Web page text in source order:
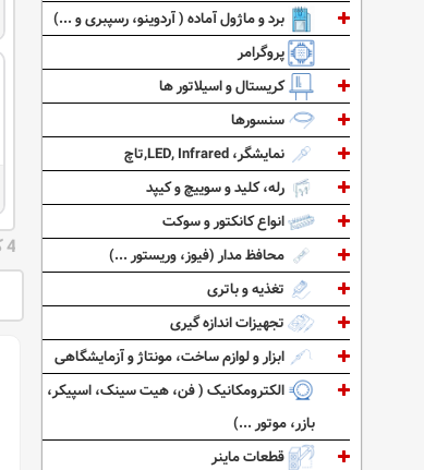
4 کالا
برد و ماژول آماده ( آردوینو، رسپبری و ...)
پروگرامر
کریستال و اسیلاتور ها
سنسورها
نمایشگر، LED, Infrared,تاچ
رله، کلید و سوییچ و کیپد
انواع کانکتور و سوکت
محافظ مدار (فیوز، وریستور ...)
تغذیه و باتری
تجهیزات اندازه گیری
ابزار و لوازم ساخت، مونتاژ و آزمایشگاهی
الکترومکانیک ( فن، هیت سینک، اسپیکر،
بازر، موتور ...)
قطعات ماینر